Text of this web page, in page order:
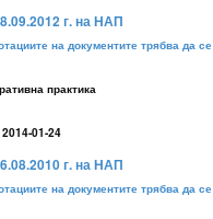
г. на НАП
на документите трябва да се
практика
2014-01-24
г. на НАП
на документите трябва да се